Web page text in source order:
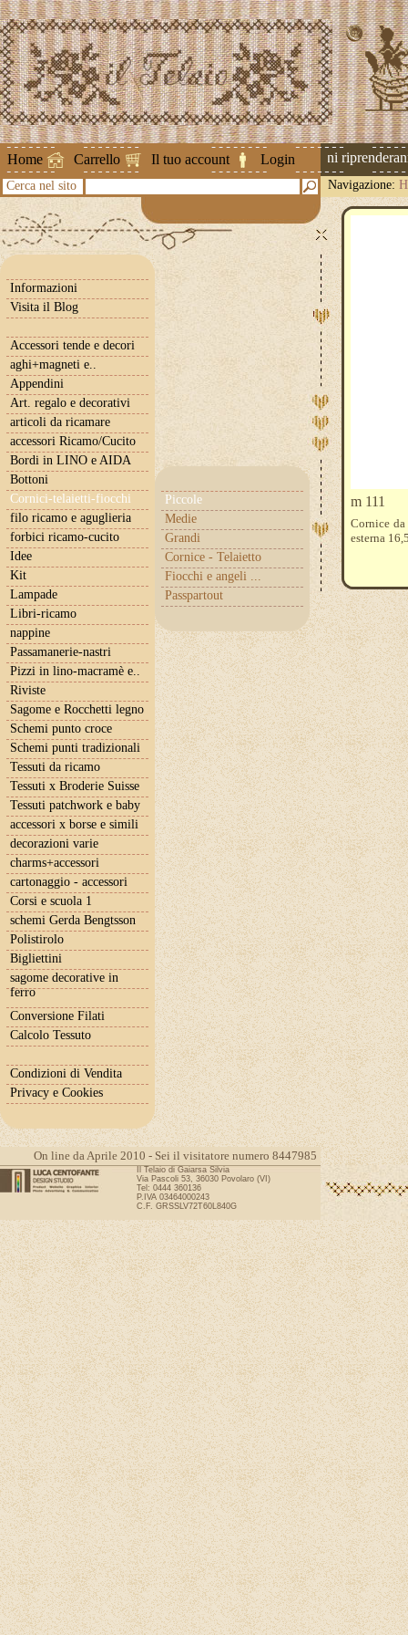
Home Carrello Il tuo account Login
Attenzione ! Le spedizioni
Cerca nel sito Navigazione:
Informazioni
Visita il Blog
Accessori tende e decori
aghi+magneti e..
Appendini
Art. regalo e decorativi
articoli da ricamare
accessori Ricamo/Cucito
Bordi in LINO e AIDA
Bottoni
Cornici-telaietti-fiocchi
Piccole
Medie
Grandi
Cornice - Telaietto
Fiocchi e angeli ...
Passpartout
filo ricamo e aguglieria
forbici ricamo-cucito
Idee
Kit
Lampade
Libri-ricamo
nappine
Passamanerie-nastri
Pizzi in lino-macramè e..
Riviste
Sagome e Rocchetti legno
Schemi punto croce
Schemi punti tradizionali
Tessuti da ricamo
Tessuti x Broderie Suisse
Tessuti patchwork e baby
accessori x borse e simili
decorazioni varie
charms+accessori
cartonaggio - accessori
Corsi e scuola 1
schemi Gerda Bengtsson
Polistirolo
Bigliettini
sagome decorative in
ferro
Conversione Filati
Calcolo Tessuto
Condizioni di Vendita
Privacy e Cookies
m 111
Cornice
esterna
On line da Aprile 2010 - Sei il visitatore numero 8447985
Il Telaio di Gaiarsa Silvia
Via Pascoli 53, 36030 Povolaro (VI)
Tel: 0444 360136
P.IVA 03464000243
C.F. GRSSLV72T60L840G